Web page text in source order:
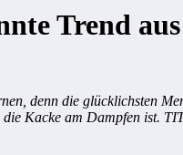
Trend
denn die glücklichsten
Kacke am Dampfen ist.